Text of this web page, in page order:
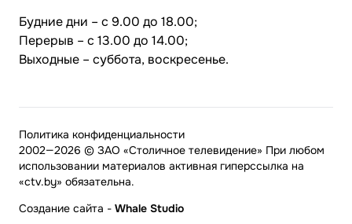
Будние дни – с 9.00 до 18.00;
Перерыв – с 13.00 до 14.00;
Выходные – суббота, воскресенье.
2002—2026 © ЗАО «Столичное телевидение» При любом
использовании материалов активная гиперссылка на
«ctv.by» обязательна.
Политика конфиденциальности
Создание сайта - Whale Studio